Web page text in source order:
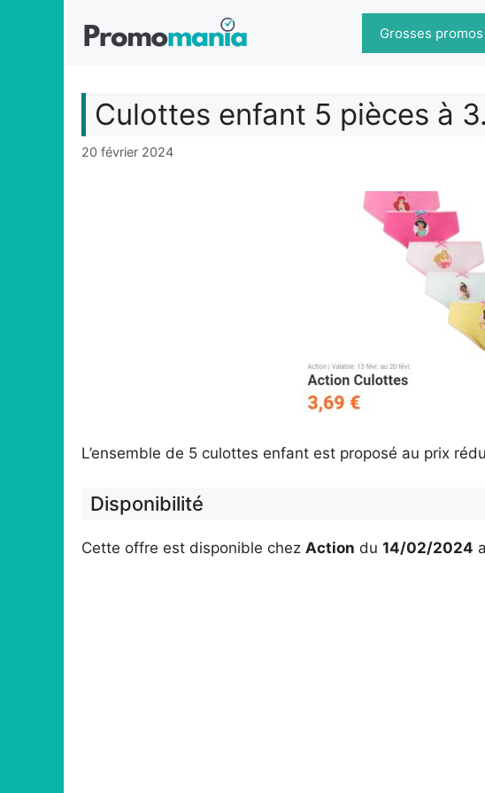
Grosses promos
Culottes enfant 5 pièces à
20 février 2024
L’ensemble de 5 culottes enfant est proposé au prix
Disponibilité
Cette offre est disponible chez Action du 14/02/2024